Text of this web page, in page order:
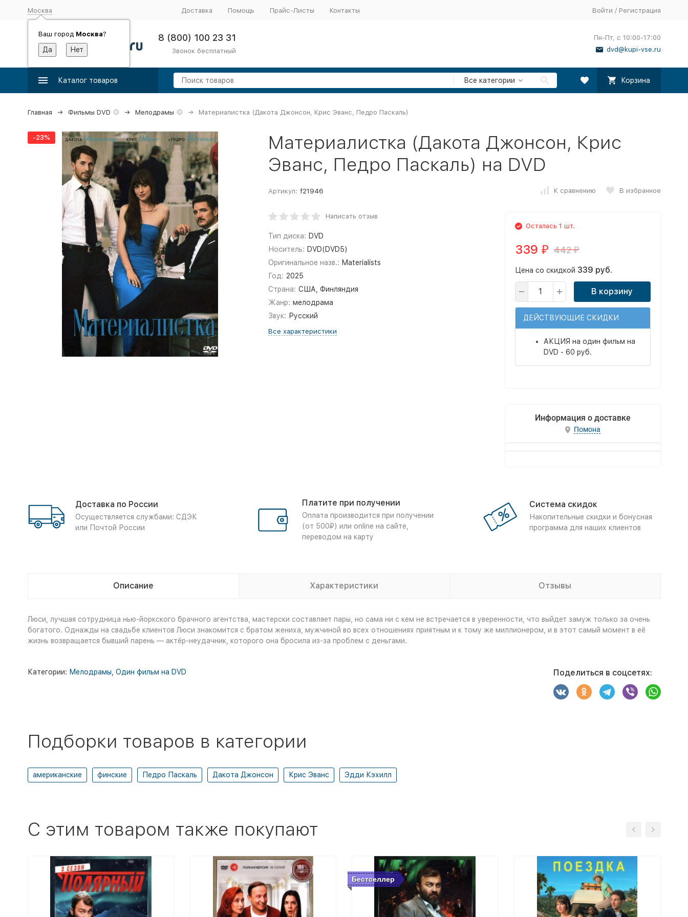
Москва
Ваш город Москва?
Доставка Помощь Прайс-Листы Контакты Войти / Регистрация
8 (800) 100 23 31
Звонок бесплатный
Пн-Пт, с 10:00-17:00
dvd@kupi-vse.ru
Каталог товаров Все категории Корзина
Главная Фильмы DVD Мелодрамы Материалистка (Дакота Джонсон, Крис Эванс, Педро Паскаль)
-23%
Материалистка (Дакота Джонсон, Крис
Эванс, Педро Паскаль) на DVD
Артикул: f21946 К сравнению В избранное
Написать отзыв
Тип диска: DVD
Носитель: DVD(DVD5)
Оригинальное назв.: Materialists
Год: 2025
Страна: США, Финляндия
Жанр: мелодрама
Звук: Русский
Все характеристики
Осталась 1 шт.
339 ₽ 442₽
Цена со скидкой 339 руб.
В корзину
ДЕЙСТВУЮЩИЕ СКИДКИ
АКЦИЯ на один фильм на
DVD - 60 руб.
Информация о доставке
Помона
Доставка по России
Осуществляется службами: СДЭК
или Почтой России
Платите при получении
Оплата производится при получении
(от 500₽) или online на сайте,
переводом на карту
Система скидок
Накопительные скидки и бонусная
программа для наших клиентов
Описание Характеристики Отзывы
Люси, лучшая сотрудница нью-йоркского брачного агентства, мастерски составляет пары, но сама ни с кем не встречается в уверенности, что выйдет замуж только за очень
богатого. Однажды на свадьбе клиентов Люси знакомится с братом жениха, мужчиной во всех отношениях приятным и к тому же миллионером, и в этот самый момент в её
жизнь возвращается бывший парень — актёр-неудачник, которого она бросила из-за проблем с деньгами.
Категории: Мелодрамы Один фильм на DVD Поделиться в соцсетях:
Подборки товаров в категории
американские финские Педро Паскаль Дакота Джонсон Крис Эванс Эдди Кэхилл
C этим товаром также покупают
Бестселлер